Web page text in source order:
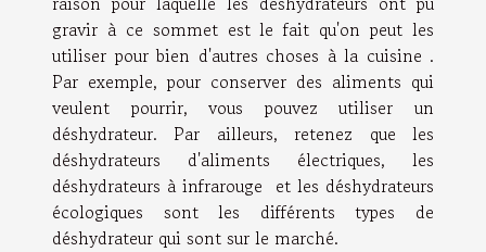
gravir à ce sommet est le fait qu'on peut les
utiliser pour bien d'autres choses à la cuisine .
Par exemple, pour conserver des aliments qui
veulent pourrir, vous pouvez utiliser un
déshydrateur. Par ailleurs, retenez que les
déshydrateurs d'aliments électriques, les
déshydrateurs à infrarouge et les déshydrateurs
écologiques sont les différents types de
déshydrateur qui sont sur le marché.